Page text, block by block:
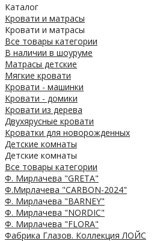
Каталог
Кровати и матрасы
Кровати и матрасы
Все товары категории
В наличии в шоуруме
Матрасы детские
Мягкие кровати
Кровати - машинки
Кровати - домики
Кровати из дерева
Двухярусные кровати
Кроватки для новорожденных
Детские комнаты
Детские комнаты
Все товары категории
Ф. Мирлачева "GRETA"
Ф.Мирлачева "CARBON-2024"
Ф. Мирлачева "BARNEY"
Ф. Мирлачева "NORDIC"
Ф. Мирлачева "FLORA"
Фабрика Глазов. Коллекция ЛОЙС